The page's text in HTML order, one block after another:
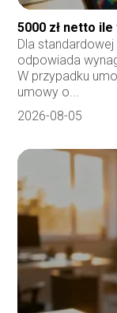
5000 zł netto
Dla
odpowiada
W przypadku
umowy o...
2026-08-05